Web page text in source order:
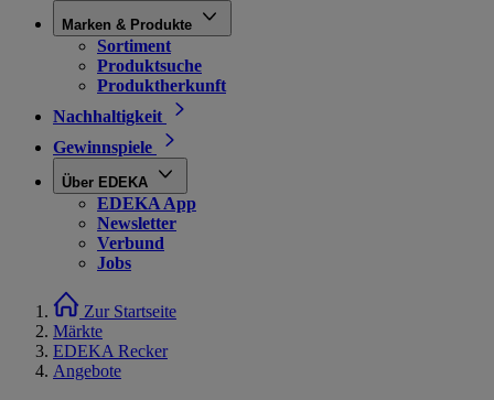
Marken & Produkte
Sortiment
Produktsuche
Produktherkunft
Nachhaltigkeit
Gewinnspiele
Über EDEKA
EDEKA App
Newsletter
Verbund
Jobs
Zur Startseite
Märkte
EDEKA Recker
Angebote